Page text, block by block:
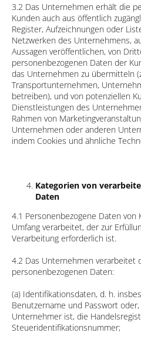
3.2 Das Unternehmen erhält die
Kunden auch aus öffentlich
Register, Aufzeichnungen oder
Netzwerken des Unternehmens,
Aussagen veröffentlichen, von
personenbezogenen Daten der
das Unternehmen zu übermitteln
Transportunternehmen,
betreiben), und von potenziellen
Dienstleistungen des
Rahmen von
Unternehmen oder anderen
indem Cookies und ähnliche
Kategorien von
Daten
4.1 Personenbezogene Daten von
Umfang verarbeitet, der zur
Verarbeitung erforderlich ist.
4.2 Das Unternehmen verarbeitet
personenbezogenen Daten:
(a) Identifikationsdaten, d. h.
Benutzername und Passwort
Unternehmer ist, die
Steueridentifikationsnummer;